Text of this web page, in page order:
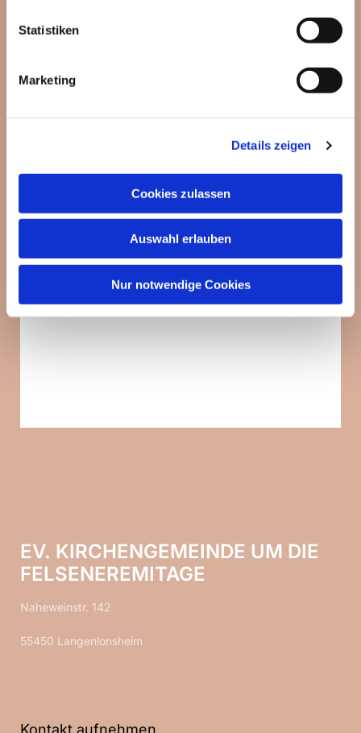
Statistiken
Marketing
Details zeigen
Cookies zulassen
Auswahl erlauben
Nur notwendige Cookies
EV. KIRCHENGEMEINDE UM DIE
FELSENEREMITAGE
Naheweinstr. 142
55450 Langenlonsheim
Kontakt aufnehmen